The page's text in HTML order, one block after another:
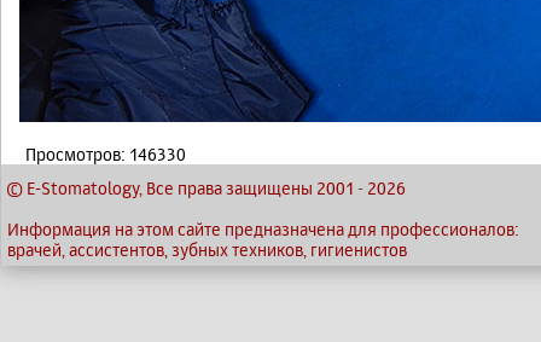
Просмотров: 146330
© E-Stomatology, Все права защищены 2001 - 2026
Информация на этом сайте предназначена для профессионалов:
врачей, ассистентов, зубных техников, гигиенистов